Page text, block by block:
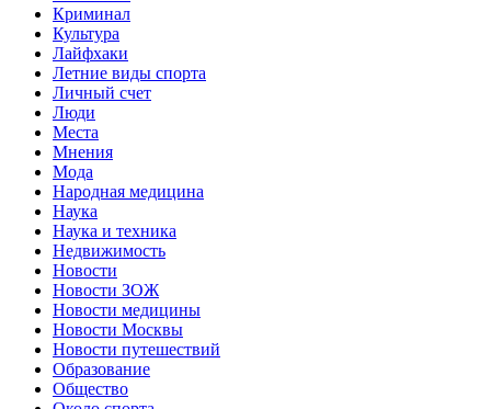
Криминал
Культура
Лайфхаки
Летние виды спорта
Личный счет
Люди
Места
Мнения
Мода
Народная медицина
Наука
Наука и техника
Недвижимость
Новости
Новости ЗОЖ
Новости медицины
Новости Москвы
Новости путешествий
Образование
Общество